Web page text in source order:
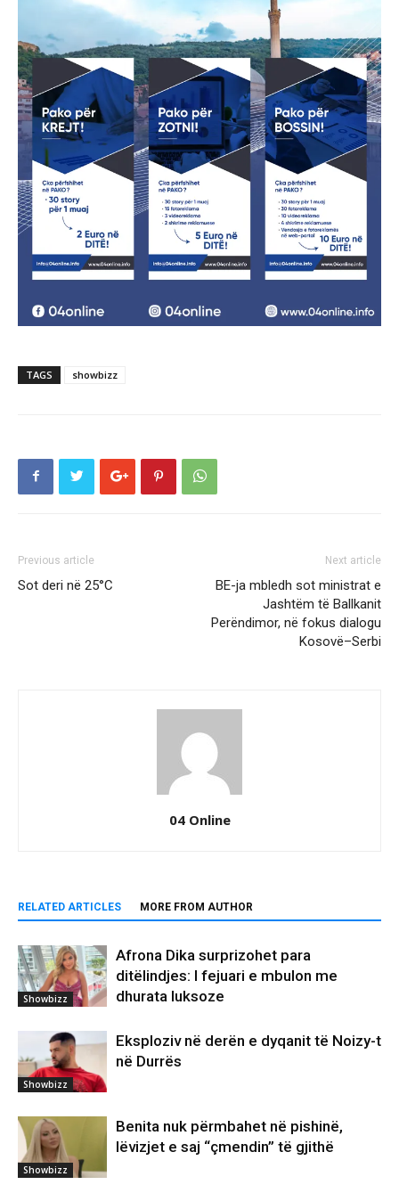
TAGS showbizz
Previous article
Sot deri në 25°C
Next article
BE-ja mbledh sot ministrat e
Jashtëm të Ballkanit
Perëndimor, në fokus dialogu
Kosovë–Serbi
04 Online
RELATED ARTICLES MORE FROM AUTHOR
Showbizz
Afrona Dika surprizohet para
ditëlindjes: I fejuari e mbulon me
dhurata luksoze
Showbizz
Eksploziv në derën e dyqanit të Noizy-t
në Durrës
Showbizz
Benita nuk përmbahet në pishinë,
lëvizjet e saj “çmendin” të gjithë